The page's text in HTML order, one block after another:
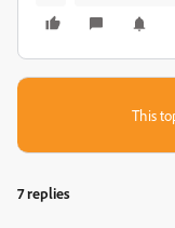
This
7 replies